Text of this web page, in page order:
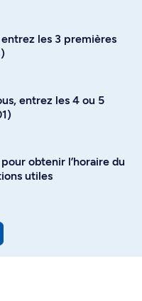
les 3 premières
entrez les 4 ou 5
obtenir l’horaire du
utiles